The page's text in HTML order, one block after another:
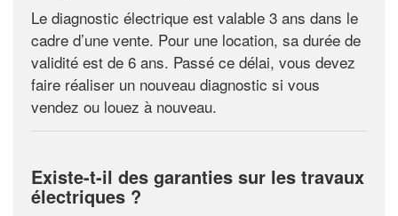
Le diagnostic électrique est valable 3 ans dans le
cadre d’une vente. Pour une location, sa durée de
validité est de 6 ans. Passé ce délai, vous devez
faire réaliser un nouveau diagnostic si vous
vendez ou louez à nouveau.
Existe-t-il des garanties sur les travaux
électriques ?